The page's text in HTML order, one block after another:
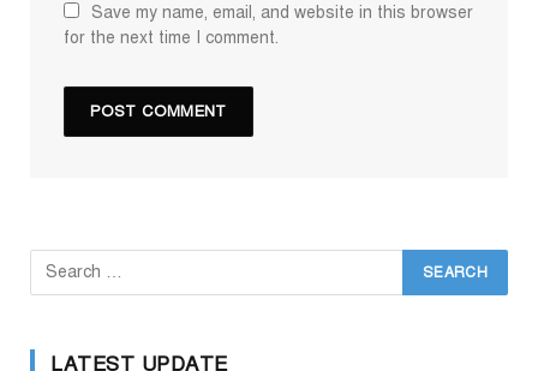
Save my name, email, and website in this browser
for the next time I comment.
LATEST UPDATE